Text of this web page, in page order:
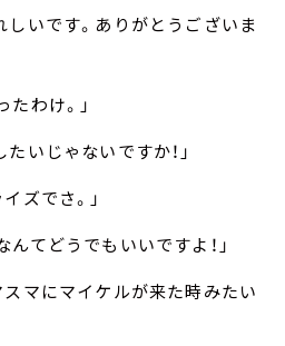
しいです。ありがとうございま
わけ。」
いじゃないですか！」
ズでさ。」
てどうでもいいですよ！」
スマにマイケルが来た時みたい